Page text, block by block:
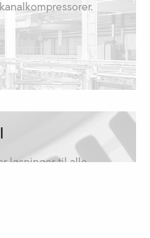
løsninger til alle